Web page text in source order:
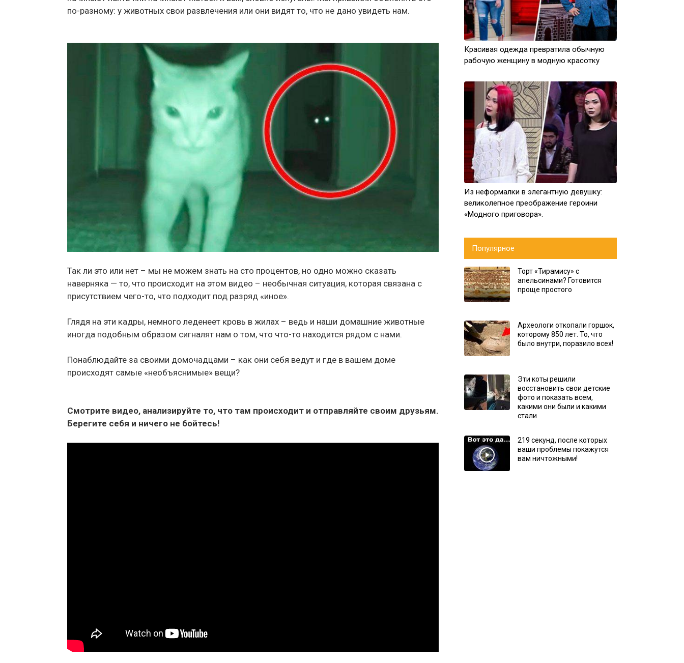
по-разному: у животных свои развлечения или они видят то, что не дано увидеть нам.
Так ли это или нет – мы не можем знать на сто процентов, но одно можно сказать
наверняка — то, что происходит на этом видео – необычная ситуация, которая связана с
присутствием чего-то, что подходит под разряд «иное».
Глядя на эти кадры, немного леденеет кровь в жилах – ведь и наши домашние животные
иногда подобным образом сигналят нам о том, что что-то находится рядом с нами.
Понаблюдайте за своими домочадцами – как они себя ведут и где в вашем доме
происходят самые «необъяснимые» вещи?
Смотрите видео, анализируйте то, что там происходит и отправляйте своим друзьям.
Берегите себя и ничего не бойтесь!
Красивая одежда превратила обычную
рабочую женщину в модную красотку
Из неформалки в элегантную девушку:
великолепное преображение героини
«Модного приговора».
Популярное
Торт «Тирамису» с
апельсинами? Готовится
проще простого
Археологи откопали горшок,
которому 850 лет. То, что
было внутри, поразило всех!
Эти коты решили
восстановить свои детские
фото и показать всем,
какими они были и какими
стали
219 секунд, после которых
ваши проблемы покажутся
вам ничтожными!